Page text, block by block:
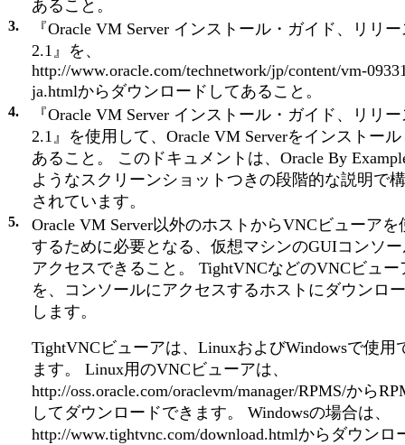
あること。
3.
『Oracle VM Server インストール・ガイド、リリ
2.1』を、
http://www.oracle.com/technetwork/jp/content/vm-
ja.htmlからダウンロードしてあること。
4.
『Oracle VM Server インストール・ガイド、リリ
2.1』を使用して、Oracle VM Serverをインストー
あること。 このドキュメントは、Oracle By
ようなスクリーンショットつきの段階的な説明で
されています。
5.
Oracle VM Server以外のホストからVNCビューアを
するために必要となる、仮想マシンのGUIコンソ
アクセスできること。 TightVNCなどのVNCビュー
を、コンソールにアクセスするホストにダウンロ
します。
TightVNCビューアは、LinuxおよびWindowsで使用
ます。 Linux用のVNCビューアは、
http://oss.oracle.com/oraclevm/manager/RPMS/から
してダウンロードできます。 Windowsの場合は、
http://www.tightvnc.com/download.htmlからダウンロ